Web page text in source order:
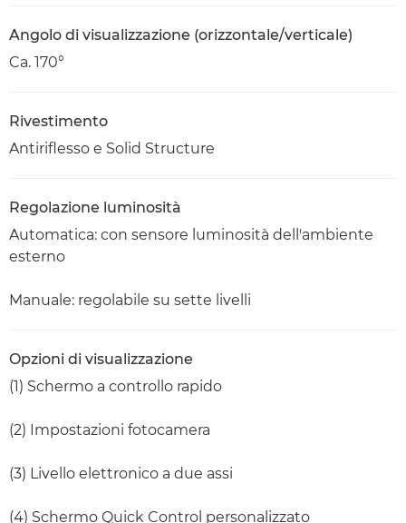
Angolo di visualizzazione (orizzontale/verticale)
Ca. 170°
Rivestimento
Antiriflesso e Solid Structure
Regolazione luminosità
Automatica: con sensore luminosità dell'ambiente
esterno
Manuale: regolabile su sette livelli
Opzioni di visualizzazione
(1) Schermo a controllo rapido
(2) Impostazioni fotocamera
(3) Livello elettronico a due assi
(4) Schermo Quick Control personalizzato